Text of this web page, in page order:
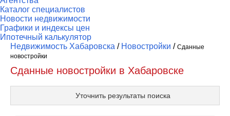
Каталог специалистов
Новости недвижимости
Графики и индексы цен
Ипотечный калькулятор
Недвижимость Хабаровска / Новостройки / Сданные
новостройки
Сданные новостройки в Хабаровске
Уточнить результаты поиска